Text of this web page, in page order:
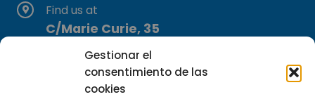
Gestionar el
consentimiento de las
cookies
Find us at
C/Marie Curie, 35
29590 Campanillas, Málaga